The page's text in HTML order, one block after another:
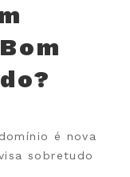
é nova
sobretudo